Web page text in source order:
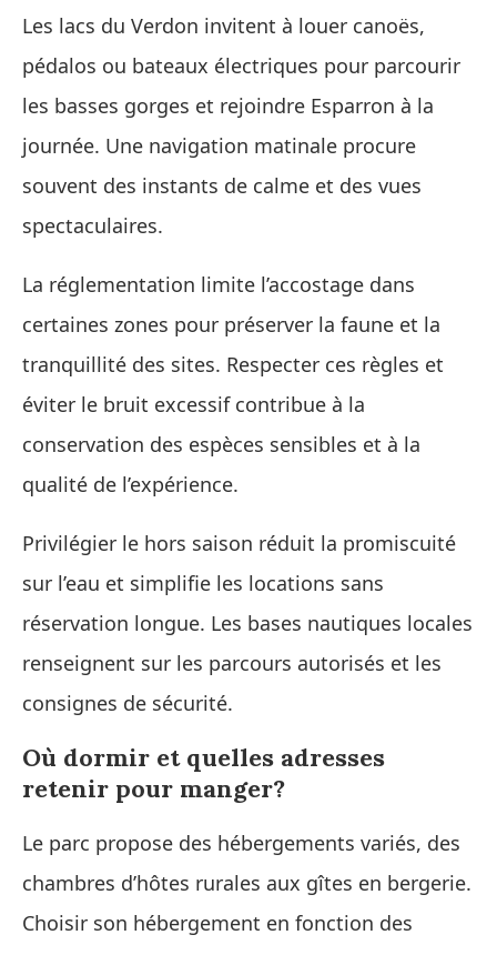
Les lacs du Verdon invitent à louer canoës,
pédalos ou bateaux électriques pour parcourir
les basses gorges et rejoindre Esparron à la
journée. Une navigation matinale procure
souvent des instants de calme et des vues
spectaculaires.
La réglementation limite l’accostage dans
certaines zones pour préserver la faune et la
tranquillité des sites. Respecter ces règles et
éviter le bruit excessif contribue à la
conservation des espèces sensibles et à la
qualité de l’expérience.
Privilégier le hors saison réduit la promiscuité
sur l’eau et simplifie les locations sans
réservation longue. Les bases nautiques locales
renseignent sur les parcours autorisés et les
consignes de sécurité.
Où dormir et quelles adresses
retenir pour manger?
Le parc propose des hébergements variés, des
chambres d’hôtes rurales aux gîtes en bergerie.
Choisir son hébergement en fonction des